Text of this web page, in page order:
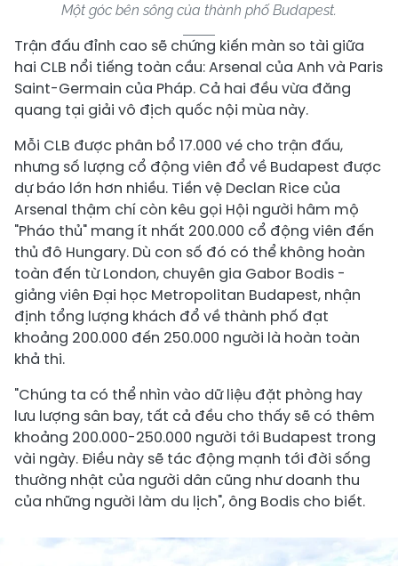
Một góc bên sông của thành phố Budapest.
Trận đấu đỉnh cao sẽ chứng kiến màn so tài giữa
hai CLB nổi tiếng toàn cầu: Arsenal của Anh và Paris
Saint-Germain của Pháp. Cả hai đều vừa đăng
quang tại giải vô địch quốc nội mùa này.
Mỗi CLB được phân bổ 17.000 vé cho trận đấu,
nhưng số lượng cổ động viên đổ về Budapest được
dự báo lớn hơn nhiều. Tiền vệ Declan Rice của
Arsenal thậm chí còn kêu gọi Hội người hâm mộ
"Pháo thủ" mang ít nhất 200.000 cổ động viên đến
thủ đô Hungary. Dù con số đó có thể không hoàn
toàn đến từ London, chuyên gia Gabor Bodis -
giảng viên Đại học Metropolitan Budapest, nhận
định tổng lượng khách đổ về thành phố đạt
khoảng 200.000 đến 250.000 người là hoàn toàn
khả thi.
"Chúng ta có thể nhìn vào dữ liệu đặt phòng hay
lưu lượng sân bay, tất cả đều cho thấy sẽ có thêm
khoảng 200.000-250.000 người tới Budapest trong
vài ngày. Điều này sẽ tác động mạnh tới đời sống
thường nhật của người dân cũng như doanh thu
của những người làm du lịch", ông Bodis cho biết.